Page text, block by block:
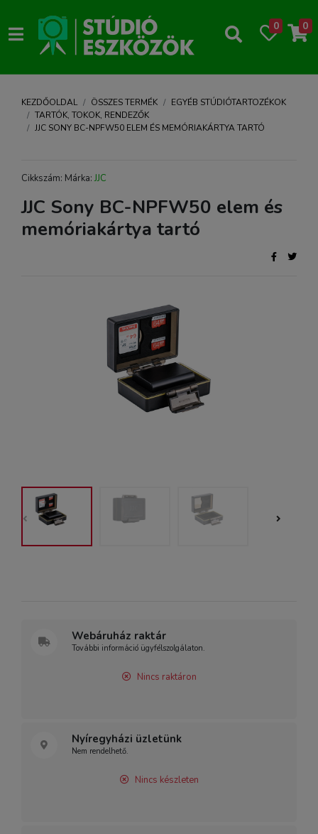
0 0
KEZDŐOLDAL ÖSSZES TERMÉK
EGYÉB STÚDIÓTARTOZÉKOK
TARTÓK, TOKOK, RENDEZŐK
JJC SONY BC-NPFW50 ELEM ÉS MEMÓRIAKÁRTYA TARTÓ
Cikkszám: Márka: JJC
JJC Sony BC-NPFW50 elem és
memóriakártya tartó
Webáruház raktár
További információ ügyfélszolgálaton.
Nincs raktáron
Nyíregyházi üzletünk
Nem rendelhető.
Nincs készleten